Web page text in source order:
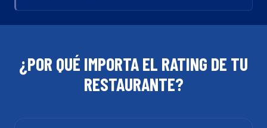
¿POR QUÉ IMPORTA EL RATING DE TU
RESTAURANTE?